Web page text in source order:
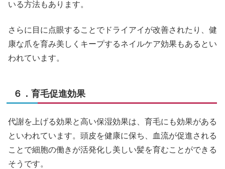
いる方法もあります。
さらに目に点眼することでドライアイが改善されたり、健
康な爪を育み美しくキープするネイルケア効果もあるとい
われています。
６．育毛促進効果
代謝を上げる効果と高い保湿効果は、育毛にも効果がある
といわれています。頭皮を健康に保ち、血流が促進される
ことで細胞の働きが活発化し美しい髪を育むことができる
そうです。